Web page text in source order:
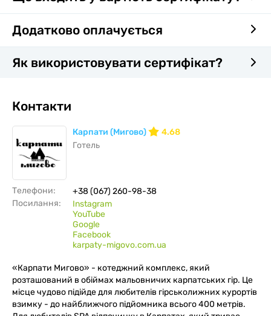
Додатково оплачується
Як використовувати сертифікат?
Контакти
Карпати (Мигово)
4.68
Готель
Телефони:
+38 (067) 260-98-38
Посилання:
Instagram
YouTube
Google
Facebook
karpaty-migovo.com.ua
«Карпати Мигово» - котеджний комплекс, який
розташований в обіймах мальовничих карпатських гір. Це
місце чудово підійде для любителів гірськолижних курортів
взимку - до найближчого підйомника всього 400 метрів.